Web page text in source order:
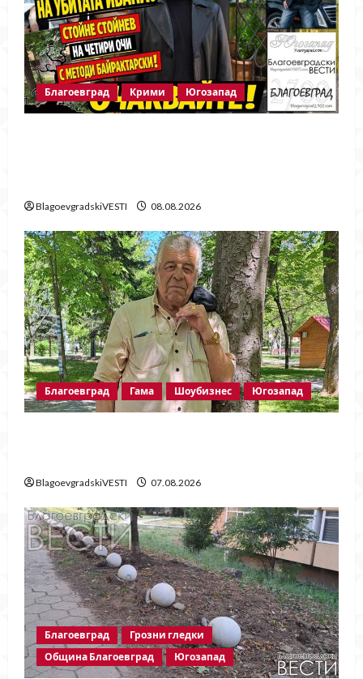
Благоевград Крими Югозапад
BlagoevgradskiVESTI 08.08.2026
Благоевград Гама Шоубизнес Югозапад
BlagoevgradskiVESTI 07.08.2026
Благоевград
Грозни гледки
Община Благоевград
Югозапад